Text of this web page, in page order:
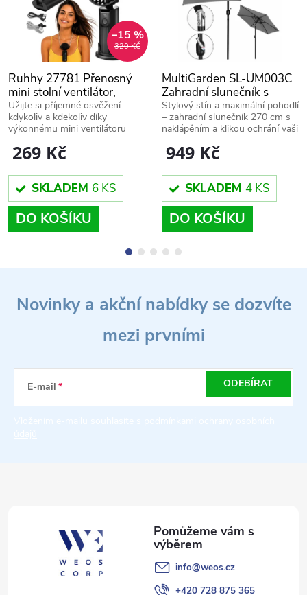
320 KČ
–15 %
Ruhhy 27781 Přenosný
mini stolní ventilátor,
USB-C, tichý
269 Kč
SKLADEM 6 KS
DO KOŠÍKU
Užijte si příjemné osvěžení
kdykoliv a kdekoliv díky
výkonnému mini ventilátoru
rychlostmi a praktickým
skládacím designem.
MultiGarden SL-UM003C
Zahradní slunečník s
klikou šedý 270 cm
949 Kč
SKLADEM 4 KS
DO KOŠÍKU
Stylový stín a maximální pohodlí
– zahradní slunečník 270 cm s
naklápěním a klikou ochrání vaši
deštěm.
í
Novinky a akční nabídky se dozvíte
mezi prvními
E-mail ODEBÍRAT
info@weos.cz
+420 728 875 365